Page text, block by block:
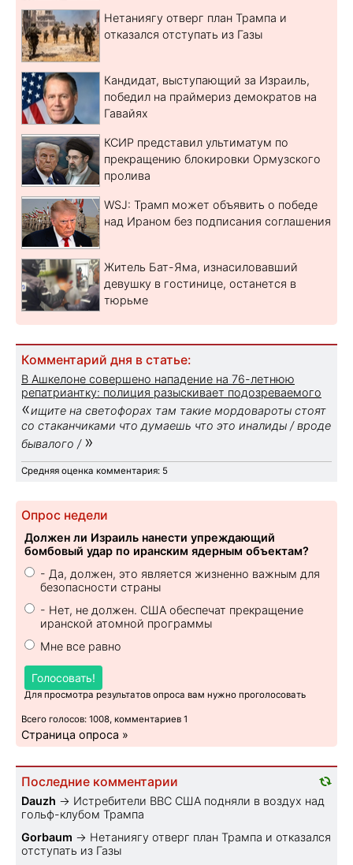
Нетаниягу отверг план Трампа и
отказался отступать из Газы
Кандидат, выступающий за Израиль,
победил на праймериз демократов на
Гавайях
КСИР представил ультиматум по
прекращению блокировки Ормузского
пролива
WSJ: Трамп может объявить о победе
над Ираном без подписания соглашения
Житель Бат-Яма, изнасиловавший
девушку в гостинице, останется в
тюрьме
Комментарий дня в статье:
В Ашкелоне совершено нападение на 76-летнюю
репатриантку: полиция разыскивает подозреваемого
«ищите на светофорах там такие мордовароты стоят
со стаканчиками что думаешь что это иналиды / вроде
бывалого / »
Средняя оценка комментария: 5
Опрос недели
Должен ли Израиль нанести упреждающий
бомбовый удар по иранским ядерным объектам?
- Да, должен, это является жизненно важным для
безопасности страны
- Нет, не должен. США обеспечат прекращение
иранской атомной программы
Мне все равно
Голосовать!
Для просмотра результатов опроса вам нужно проголосовать
Всего голосов: 1008, комментариев 1
Страница опроса »
Последние комментарии
Dauzh → Истребители ВВС США подняли в воздух над
гольф-клубом Трампа
Gorbaum → Нетаниягу отверг план Трампа и отказался
отступать из Газы